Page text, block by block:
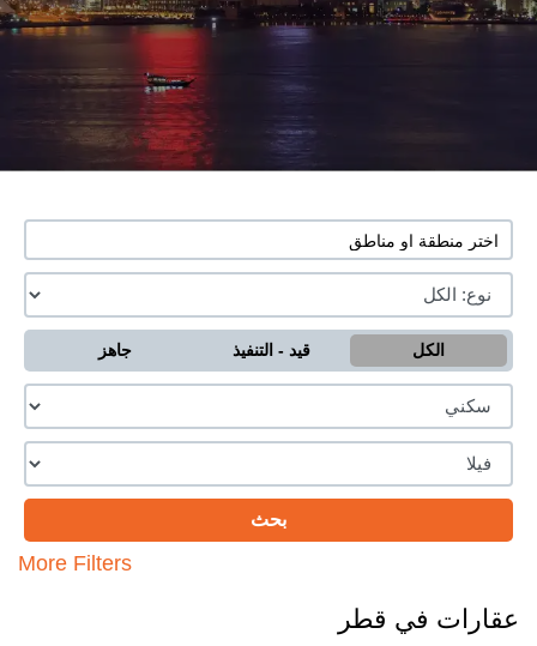
الكل قيد - التنفيذ جاهز
More Filters
عقارات في قطر